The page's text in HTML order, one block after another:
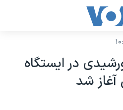
در ايستگاه
آغاز شد